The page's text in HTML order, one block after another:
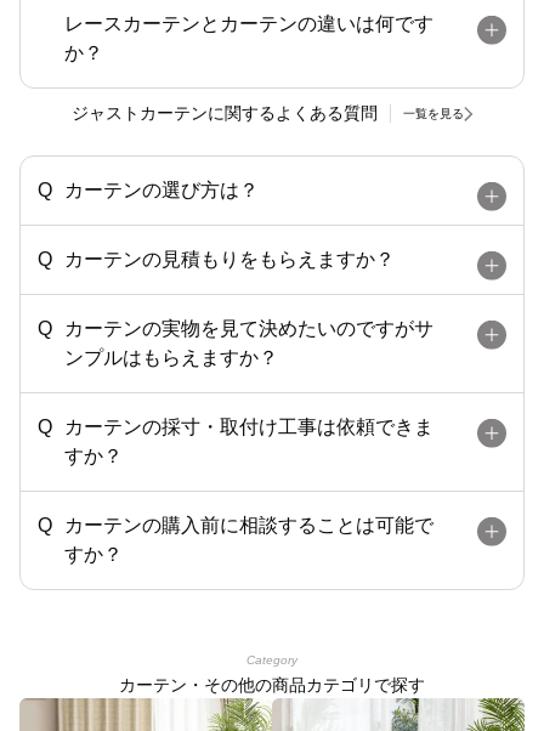
レースカーテンとカーテンの違いは何です
か？
ジャストカーテンに関するよくある質問 一覧を見る
カーテンの選び方は？
カーテンの見積もりをもらえますか？
カーテンの実物を見て決めたいのですがサ
ンプルはもらえますか？
カーテンの採寸・取付け工事は依頼できま
すか？
カーテンの購入前に相談することは可能で
すか？
Category
カーテン・その他の商品カテゴリで探す